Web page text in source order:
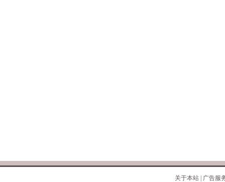
关于本站
广告服